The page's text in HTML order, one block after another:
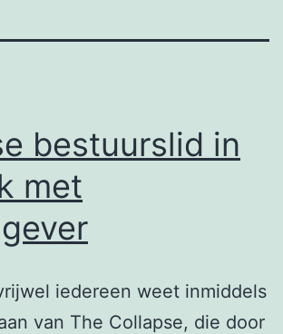
bestuurslid in
met
iedereen weet inmiddels
van The Collapse, die door